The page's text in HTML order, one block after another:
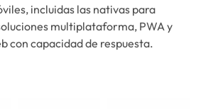
incluidas las nativas para
multiplataforma, PWA y
con capacidad de respuesta.